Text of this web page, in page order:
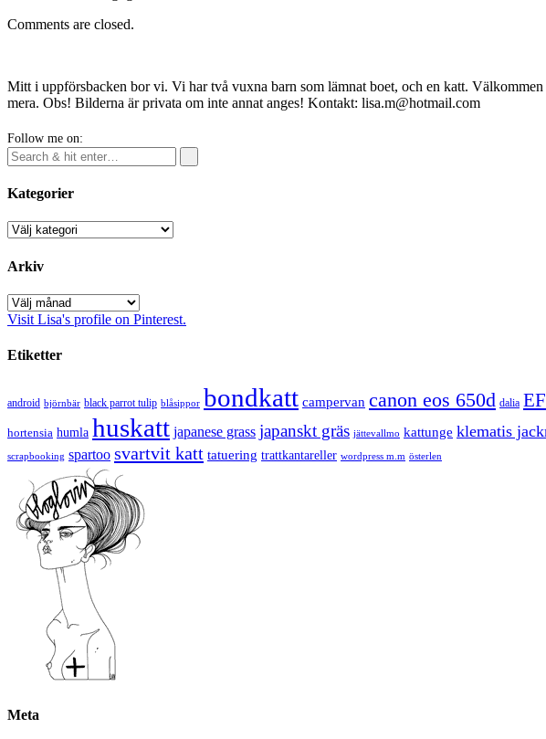
Comments are closed.
Mitt i uppförsbacken bor vi. Vi har två vuxna barn som lämnat boet, och en katt.
mera. Obs! Bilderna är privata om inte annat anges! Kontakt: lisa.m@hotmail.com
Follow me on:
Kategorier
Kategorier
Arkiv
Arkiv
Visit Lisa's profile on Pinterest.
Etiketter
android björnbär black parrot tulip blåsippor bondkatt campervan canon eos 650d dalia
hortensia humla huskatt japanese grass japanskt gräs jättevallmo kattunge klematis
scrapbooking spartoo svartvit katt tatuering trattkantareller wordpress m.m österlen
Meta